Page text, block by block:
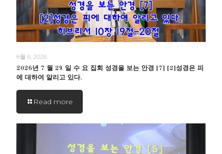
8월 6, 2026
2026년 7 월 29 일 수 요 집회 성경을 보는 안경 [7] [2]성경은 피
에 대하여 알리고 있다.
Read more